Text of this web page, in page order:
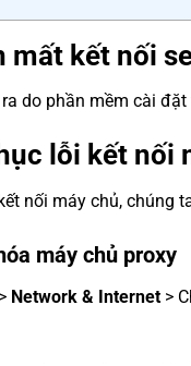
mất kết nối
do phần mềm cài
lỗi kết nối
nối máy chủ, chúng
máy chủ proxy
> Network & Internet >